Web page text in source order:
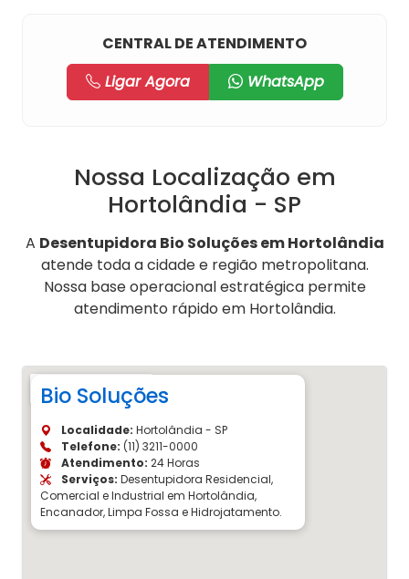
CENTRAL DE ATENDIMENTO
Ligar Agora
WhatsApp
Nossa Localização em
Hortolândia - SP
A Desentupidora Bio Soluções em Hortolândia
atende toda a cidade e região metropolitana.
Nossa base operacional estratégica permite
atendimento rápido em Hortolândia.
Bio Soluções
Localidade: Hortolândia - SP
Telefone: (11) 3211-0000
Atendimento: 24 Horas
Serviços: Desentupidora Residencial,
Comercial e Industrial em Hortolândia,
Encanador, Limpa Fossa e Hidrojatamento.